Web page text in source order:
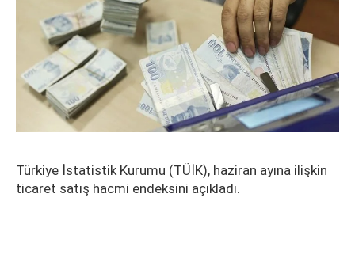
Türkiye İstatistik Kurumu (TÜİK), haziran ayına ilişkin
ticaret satış hacmi endeksini açıkladı.